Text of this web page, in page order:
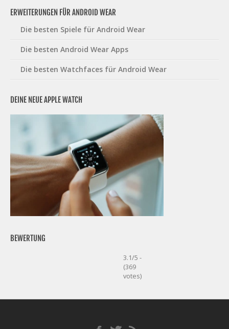
ERWEITERUNGEN FÜR ANDROID WEAR
Die besten Spiele für Android Wear
Die besten Android Wear Apps
Die besten Watchfaces für Android Wear
DEINE NEUE APPLE WATCH
BEWERTUNG
3.1/5 -
(369
votes)